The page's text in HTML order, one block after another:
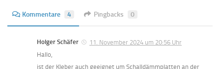
Kommentare 4 Pingbacks 0
Holger Schäfer
11. November 2024 um 20:56 Uhr
Hallo,
ist der Kleber auch geeignet um Schalldämmplatten an der